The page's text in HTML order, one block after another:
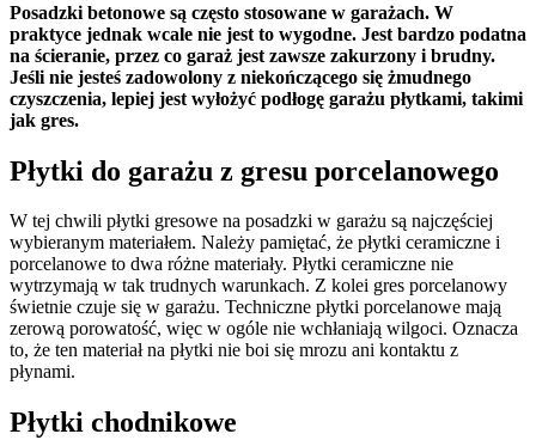
Posadzki betonowe są często stosowane w garażach. W
praktyce jednak wcale nie jest to wygodne. Jest bardzo podatna
na ścieranie, przez co garaż jest zawsze zakurzony i brudny.
Jeśli nie jesteś zadowolony z niekończącego się żmudnego
czyszczenia, lepiej jest wyłożyć podłogę garażu płytkami, takimi
jak gres.
Płytki do garażu z gresu porcelanowego
W tej chwili płytki gresowe na posadzki w garażu są najczęściej
wybieranym materiałem. Należy pamiętać, że płytki ceramiczne i
porcelanowe to dwa różne materiały. Płytki ceramiczne nie
wytrzymają w tak trudnych warunkach. Z kolei gres porcelanowy
świetnie czuje się w garażu. Techniczne płytki porcelanowe mają
zerową porowatość, więc w ogóle nie wchłaniają wilgoci. Oznacza
to, że ten materiał na płytki nie boi się mrozu ani kontaktu z
płynami.
Płytki chodnikowe